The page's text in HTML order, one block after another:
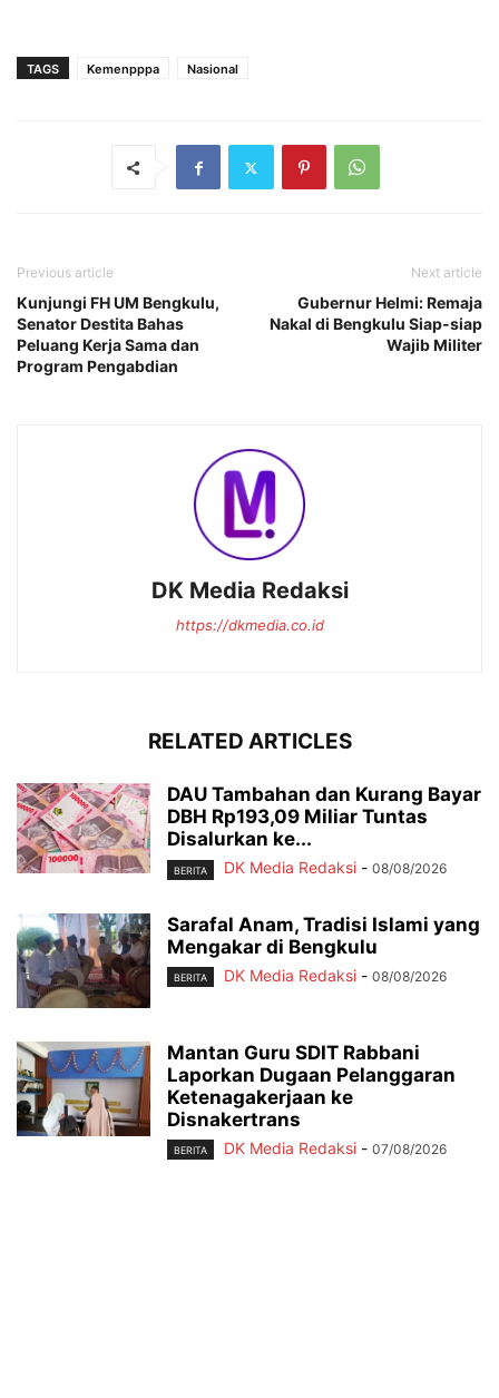
TAGS Kemenpppa Nasional
Previous article
Kunjungi FH UM Bengkulu,
Senator Destita Bahas
Peluang Kerja Sama dan
Program Pengabdian
Next article
Gubernur Helmi: Remaja
Nakal di Bengkulu Siap-siap
Wajib Militer
DK Media Redaksi
https://dkmedia.co.id
RELATED ARTICLES
DAU Tambahan dan Kurang Bayar
DBH Rp193,09 Miliar Tuntas
Disalurkan ke...
BERITA DK Media Redaksi - 08/08/2026
Sarafal Anam, Tradisi Islami yang
Mengakar di Bengkulu
BERITA DK Media Redaksi - 08/08/2026
Mantan Guru SDIT Rabbani
Laporkan Dugaan Pelanggaran
Ketenagakerjaan ke
Disnakertrans
BERITA DK Media Redaksi - 07/08/2026